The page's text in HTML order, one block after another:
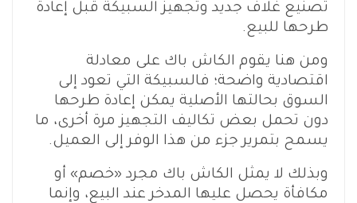
تصنيع غلاف جديد وتجهيز السبيكة قبل إعادة
طرحها للبيع.
ومن هنا يقوم الكاش باك على معادلة
اقتصادية واضحة؛ فالسبيكة التي تعود إلى
السوق بحالتها الأصلية يمكن إعادة طرحها
دون تحمل بعض تكاليف التجهيز مرة أخرى، ما
يسمح بتمرير جزء من هذا الوفر إلى العميل.
وبذلك لا يمثل الكاش باك مجرد «خصم» أو
مكافأة يحصل عليها المدخر عند البيع، وإنما